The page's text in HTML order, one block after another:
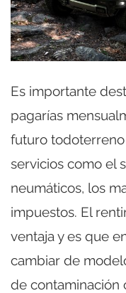
Es importante
pagarías
futuro
servicios como el
neumáticos, los
impuestos. El
ventaja y es que
cambiar de
de contaminación